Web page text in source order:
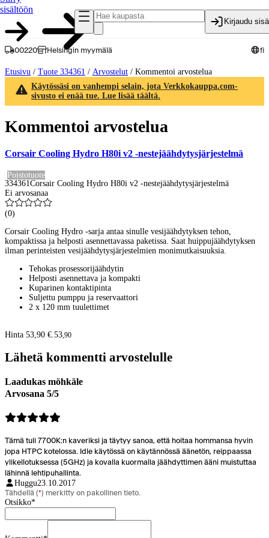
sisältöön
Kirjaudu
00220 Helsingin myymälä fi
Etusivu / Tuote 334361 / Arvostelut / Kommentoi arvostelua
Käytössäsi on vanhempi selain, jota Verkkokauppa.com-
sivusto ei enää tue. Lue lisää täältä.
Kommentoi arvostelua
Corsair Cooling Hydro H80i v2 -nestejäähdytysjärjestelmä
Poistotuote
334361 Corsair Cooling Hydro H80i v2 -nestejäähdytysjärjestelmä
Ei arvosanaa
(0)
Corsair Cooling Hydro -sarja antaa sinulle vesijäähdytyksen tehon,
kompaktissa ja helposti asennettavassa paketissa. Saat huippujäähdytyksen
ilman perinteisten vesijäähdytysjärjestelmien monimutkaisuuksia.
Tehokas prosessorijäähdytin
Helposti asennettava ja kompakti
Kuparinen kontaktipinta
Suljettu pumppu ja reservaattori
2 x 120 mm tuulettimet
Hinta 53,90 €. 53,90
Lähetä kommentti arvostelulle
Laadukas möhkäle
Arvosana 5/5
Tämä tuli 7700K:n kaveriksi ja täytyy sanoa, että hoitaa hommansa hyvin
jopa HTPC kotelossa. Idle käytössä on käytännössä äänetön, reippaassa
ylikellotuksessa (5GHz) ja kovalla kuormalla jäähdyttimen ääni muistuttaa
lähinnä lehtipuhallinta.
Huggu23.10.2017
Tähdellä (*) merkitty on pakollinen tieto.
Otsikko*